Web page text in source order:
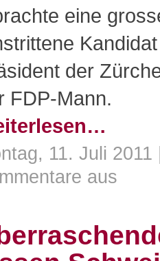
eine
der
FDP-Mann.
11. Juli
aus